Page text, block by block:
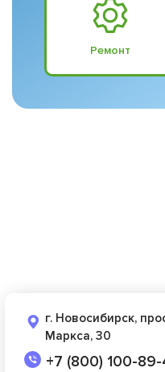
Ремонт
г. Новосибирск,
Маркса, 30
+7 (800) 100-